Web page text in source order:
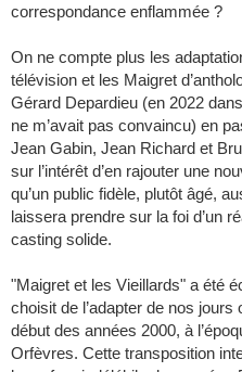
correspondance enflammée ?
On ne compte plus les
télévision et les Maigret
Gérard Depardieu (en 2022
ne m’avait pas convaincu) en
Jean Gabin, Jean Richard et
sur l’intérêt d’en rajouter une
qu’un public fidèle, plutôt âgé,
laissera prendre sur la foi d’un
casting solide.
"Maigret et les Vieillards" a été
choisit de l’adapter de nos
début des années 2000, à
Orfèvres. Cette transposition